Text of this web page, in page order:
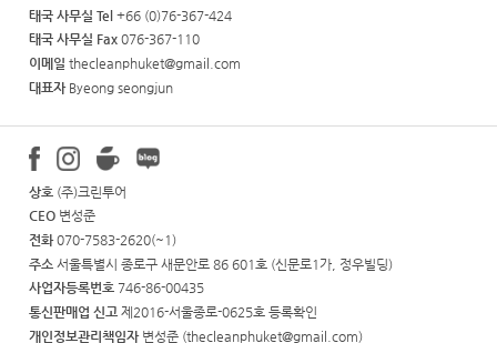
태국 사무실 Tel +66 (0)76-367-424
태국 사무실 Fax 076-367-110
이메일 thecleanphuket@gmail.com
대표자Byeong seongjun
상호 (주)크린투어
CEO 변성준
전화070-7583-2620(~1)
주소 서울특별시 종로구 새문안로 86 601호 (신문로1가, 정우빌딩)
사업자등록번호 746-86-00435
통신판매업 신고 제2016-서울종로-0625호등록확인
개인정보관리책임자변성준 (thecleanphuket@gmail.com)